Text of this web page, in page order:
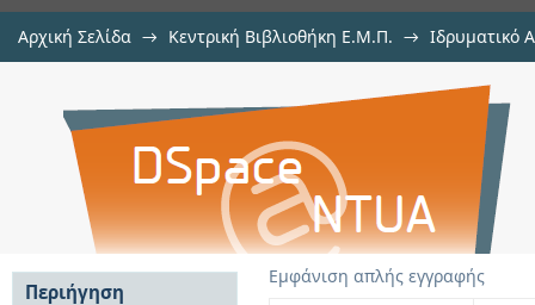
Αρχική Σελίδα → Κεντρική Βιβλιοθήκη Ε.Μ.Π. → Ιδρυματικό
Practical calculation methods of
Εμφάνιση απλής εγγραφής
Περιήγηση